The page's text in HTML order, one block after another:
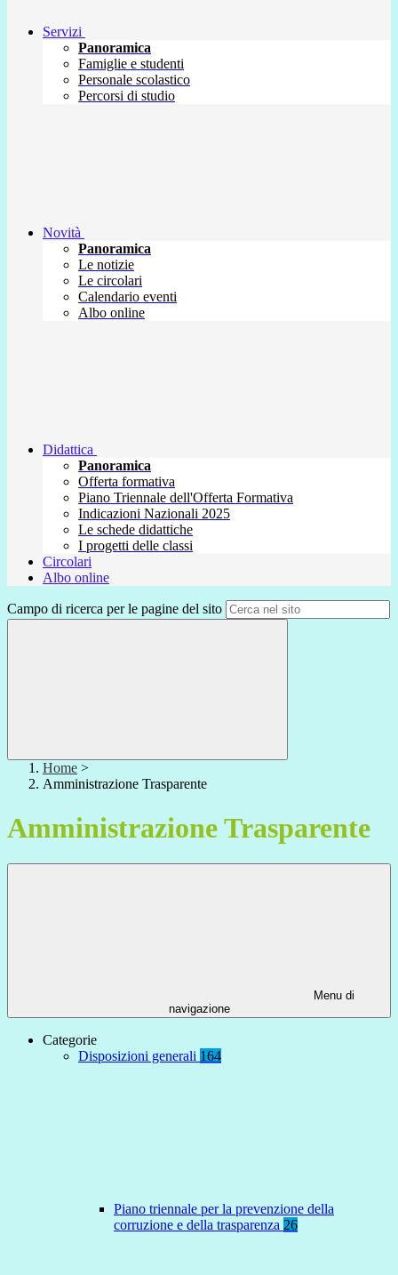
Servizi
Panoramica
Famiglie e studenti
Personale scolastico
Percorsi di studio
Novità
Panoramica
Le notizie
Le circolari
Calendario eventi
Albo online
Didattica
Panoramica
Offerta formativa
Piano Triennale dell'Offerta Formativa
Indicazioni Nazionali 2025
Le schede didattiche
I progetti delle classi
Circolari
Albo online
Campo di ricerca per le pagine del sito
Home >
Amministrazione Trasparente
Amministrazione Trasparente
Menu di
navigazione
Categorie
Disposizioni generali 164
Piano triennale per la prevenzione della
corruzione e della trasparenza 26